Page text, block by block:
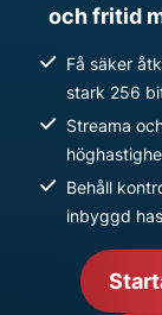
och fritid
Få säker
stark 256
Streama
Behåll
inbyggd